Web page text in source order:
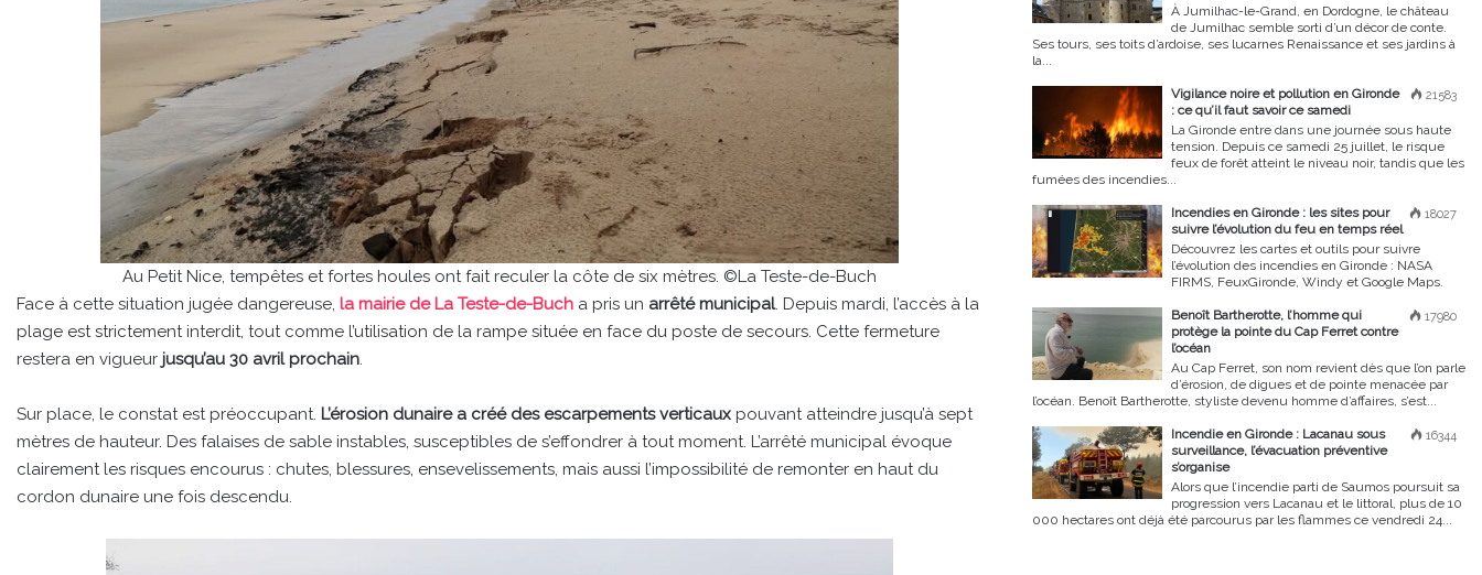
Au Petit Nice, tempêtes et fortes houles ont fait reculer la côte de six mètres. ©La Teste-de-Buch
Face à cette situation jugée dangereuse, la mairie de La Teste-de-Buch a pris un arrêté municipal. Depuis mardi, l’accès à la
plage est strictement interdit, tout comme l’utilisation de la rampe située en face du poste de secours. Cette fermeture
restera en vigueur jusqu’au 30 avril prochain.
Sur place, le constat est préoccupant. L’érosion dunaire a créé des escarpements verticaux pouvant atteindre jusqu’à sept
mètres de hauteur. Des falaises de sable instables, susceptibles de s’effondrer à tout moment. L’arrêté municipal évoque
clairement les risques encourus : chutes, blessures, ensevelissements, mais aussi l’impossibilité de remonter en haut du
cordon dunaire une fois descendu.
À Jumilhac-le-Grand, en Dordogne, le château
de Jumilhac semble sorti d’un décor de conte.
Ses tours, ses toits d’ardoise, ses lucarnes Renaissance et ses jardins à
la...
21583
Vigilance noire et pollution en Gironde
: ce qu’il faut savoir ce samedi
La Gironde entre dans une journée sous haute
tension. Depuis ce samedi 25 juillet, le risque
feux de forêt atteint le niveau noir, tandis que les
fumées des incendies...
18027
Incendies en Gironde : les sites pour
suivre l’évolution du feu en temps réel
Découvrez les cartes et outils pour suivre
l’évolution des incendies en Gironde : NASA
FIRMS, FeuxGironde, Windy et Google Maps.
17980
Benoît Bartherotte, l’homme qui
protège la pointe du Cap Ferret contre
l’océan
Au Cap Ferret, son nom revient dès que l’on parle
d’érosion, de digues et de pointe menacée par
l’océan. Benoît Bartherotte, styliste devenu homme d’affaires, s’est...
16344
Incendie en Gironde : Lacanau sous
surveillance, l’évacuation préventive
s’organise
Alors que l’incendie parti de Saumos poursuit sa
progression vers Lacanau et le littoral, plus de 10
000 hectares ont déjà été parcourus par les flammes ce vendredi 24...